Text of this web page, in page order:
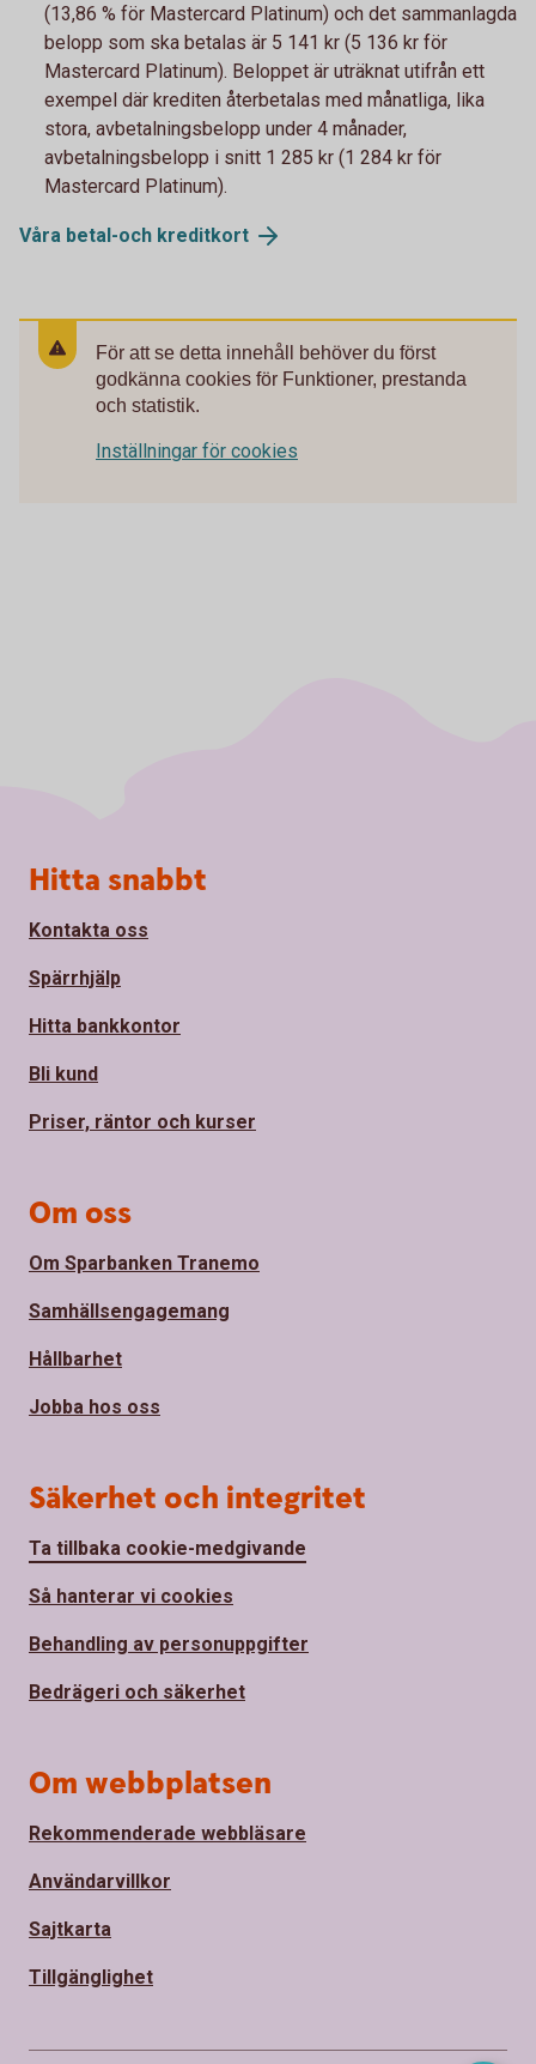
(13,86 % för Mastercard Platinum) och det sammanlagda
belopp som ska betalas är 5 141 kr (5 136 kr för
Mastercard Platinum). Beloppet är uträknat utifrån ett
exempel där krediten återbetalas med månatliga, lika
stora, avbetalningsbelopp under 4 månader,
avbetalningsbelopp i snitt 1 285 kr (1 284 kr för
Mastercard Platinum).
Våra betal-och kreditkort
För att se detta innehåll behöver du först
godkänna cookies för Funktioner, prestanda
och statistik.
Inställningar för cookies
Sidfot
Hitta snabbt
Kontakta oss
Spärrhjälp
Hitta bankkontor
Bli kund
Priser, räntor och kurser
Om oss
Om Sparbanken Tranemo
Samhällsengagemang
Hållbarhet
Jobba hos oss
Säkerhet och integritet
Ta tillbaka cookie-medgivande
Så hanterar vi cookies
Behandling av personuppgifter
Bedrägeri och säkerhet
Om webbplatsen
Rekommenderade webbläsare
Användarvillkor
Sajtkarta
Tillgänglighet